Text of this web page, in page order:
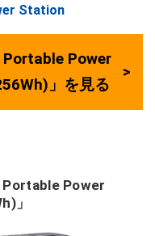
Station
Power
」を見る
Portable Power
」